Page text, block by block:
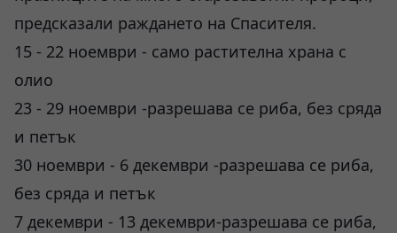
предсказали раждането на Спасителя.
15 - 22 ноември - само растителна храна с
олио
23 - 29 ноември -разрешава се риба, без сряда
и петък
30 ноември - 6 декември -разрешава се риба,
без сряда и петък
7 декември - 13 декември-разрешава се риба,